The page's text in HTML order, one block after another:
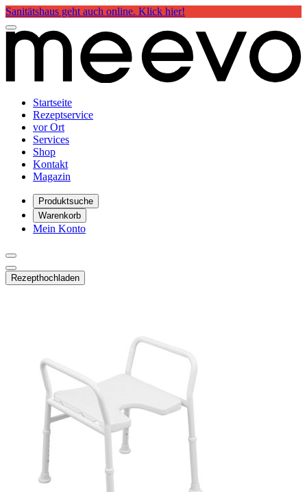
Sanitätshaus geht auch online. Klick hier!
Startseite
Rezeptservice
vor Ort
Services
Shop
Kontakt
Magazin
Produktsuche
Warenkorb
Mein Konto
Rezepthochladen